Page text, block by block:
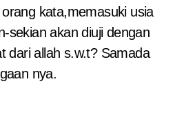
kata,memasuki usia
sekian akan diuji dengan
dari allah s.w.t? Samada
nya.